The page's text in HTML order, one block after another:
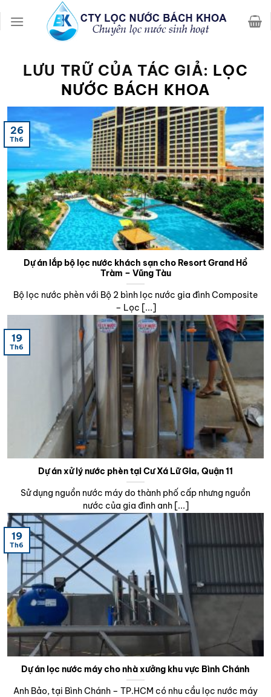
đến
LƯU TRỮ CỦA TÁC GIẢ: LỌC
NƯỚC BÁCH KHOA
Dự án lắp bộ lọc nước khách sạn cho Resort Grand Hồ
Tràm – Vũng Tàu
Bộ lọc nước phèn với Bộ 2 bình lọc nước gia đình Composite
– Lọc [...]
26
Th6
Dự án xử lý nước phèn tại Cư Xá Lữ Gia, Quận 11
Sử dụng nguồn nước máy do thành phố cấp nhưng nguồn
nước của gia đình anh [...]
19
Th6
Dự án lọc nước máy cho nhà xưởng khu vực Bình Chánh
Anh Bảo, tại Bình Chánh – TP.HCM có nhu cầu lọc nước máy
19
Th6